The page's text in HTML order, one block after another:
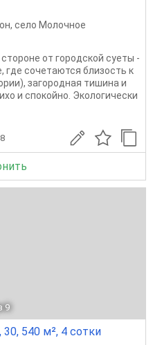
, село Молочное
от городской суеты -
где сочетаются близость к
загородная тишина и
и спокойно. Экологически
9
540 м², 4 сотки